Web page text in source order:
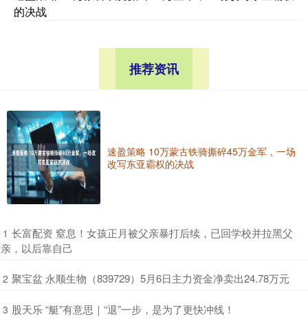
的决战
推荐资讯
速盈策略 10万蒙古铁骑撕碎45万金军，一场
改写东亚霸权的决战
1 ​长富配资 窒息！女孩正月被父亲暴打后续，已回学校并拉黑父
亲，以后靠自己
2 ​聚宝盆 永顺生物（839729）5月6日主力资金净卖出24.78万元
3 ​股天乐 “艇”有意思｜“退”一步，是为了更快冲线！